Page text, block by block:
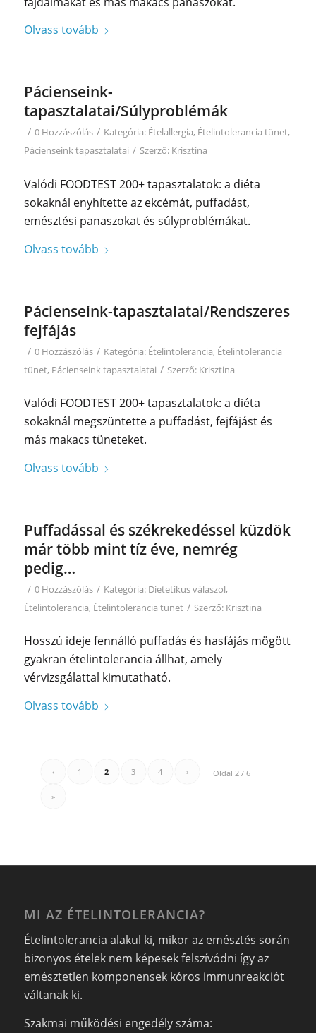
Olvass tovább
Pácienseink-
tapasztalatai/Súlyproblémák
/ 0 Hozzászólás / Kategória: Ételallergia, Ételintolerancia tünet,
Pácienseink tapasztalatai / Szerző: Krisztina
Valódi FOODTEST 200+ tapasztalatok: a diéta
sokaknál enyhítette az ekcémát, puffadást,
emésztési panaszokat és súlyproblémákat.
Olvass tovább
Pácienseink-tapasztalatai/Rendszeres
fejfájás
/ 0 Hozzászólás / Kategória: Ételintolerancia, Ételintolerancia
tünet, Pácienseink tapasztalatai / Szerző: Krisztina
Valódi FOODTEST 200+ tapasztalatok: a diéta
sokaknál megszüntette a puffadást, fejfájást és
más makacs tüneteket.
Olvass tovább
Puffadással és székrekedéssel küzdök
már több mint tíz éve, nemrég
pedig…
/ 0 Hozzászólás / Kategória: Dietetikus válaszol,
Ételintolerancia, Ételintolerancia tünet / Szerző: Krisztina
Hosszú ideje fennálló puffadás és hasfájás mögött
gyakran ételintolerancia állhat, amely
vérvizsgálattal kimutatható.
Olvass tovább
Oldal 2 / 6
‹ 1 2 3 4 ›
»
MI AZ ÉTELINTOLERANCIA?
Ételintolerancia alakul ki, mikor az emésztés során
bizonyos ételek nem képesek felszívódni így az
emésztetlen komponensek kóros immunreakciót
váltanak ki.
Szakmai működési engedély száma: